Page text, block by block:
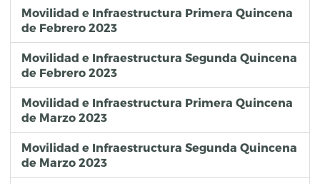
Movilidad e Infraestructura Primera Quincena
de Febrero 2023
Movilidad e Infraestructura Segunda Quincena
de Febrero 2023
Movilidad e Infraestructura Primera Quincena
de Marzo 2023
Movilidad e Infraestructura Segunda Quincena
de Marzo 2023